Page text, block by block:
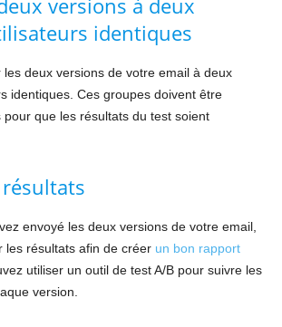
versions à deux
identiques
les deux versions de votre email à deux
identiques. Ces groupes doivent être
que les résultats du test soient
envoyé les deux versions de votre email,
les résultats afin de créer un bon rapport
utiliser un outil de test A/B pour suivre les
version.